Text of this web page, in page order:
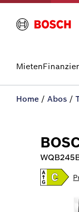
Mieten
Home / Abos /